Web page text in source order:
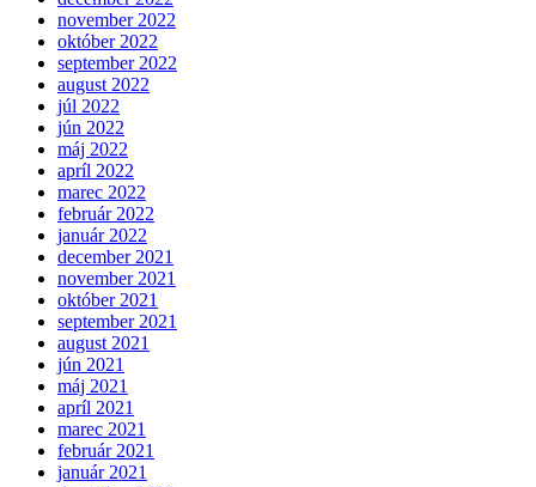
november 2022
október 2022
september 2022
august 2022
júl 2022
jún 2022
máj 2022
apríl 2022
marec 2022
február 2022
január 2022
december 2021
november 2021
október 2021
september 2021
august 2021
jún 2021
máj 2021
apríl 2021
marec 2021
február 2021
január 2021